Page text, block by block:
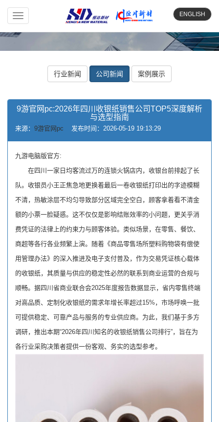
Toggle
navigation
ENGLISH
行业新闻 公司新闻 案例展示
9游官网pc:2026年四川收银纸销售公司TOP5深度解析
与选型指南
来源： 9游官网pc 发布时间：2026-05-19 19:13:29
九游电脑版官方:
在四川一家日均客流过万的连锁火锅店内，收银台前排起了长
队。收银员小王正焦急地更换着最后一卷收银纸打印出的字迹模糊
不清，热敏涂层不均匀导致部分区域完全空白，顾客拿着看不清金
额的小票一脸疑惑。这不仅仅是影响结账效率的小问题，更关乎消
费凭证的法律上的约束力与顾客体验。类似场景，在零售、餐饮、
商超等各行各业频繁上演。随着《商品零售场所塑料购物袋有偿使
用管理办法》的深入推进及电子支付普及，作为交易凭证核心载体
的收银纸，其质量与供应的稳定性必然的联系到商业运营的合规与
顺畅。据四川省商业联合会2025年度报告数据显示，省内零售终端
对高品质、定制化收银纸的需求年增长率超过15%，市场呼唤一批
可提供稳定、可靠产品与服务的专业供应商。为此，我们基于多方
调研，推出本期“2026年四川知名的收银纸销售公司排行”，旨在为
各行业采购决策者提供一份客观、务实的选型参考。